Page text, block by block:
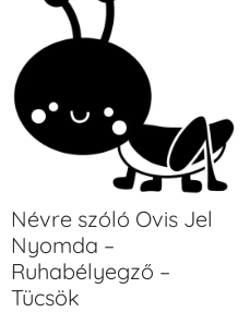
Névre szóló Ovis Jel
Nyomda –
Ruhabélyegző –
Tücsök